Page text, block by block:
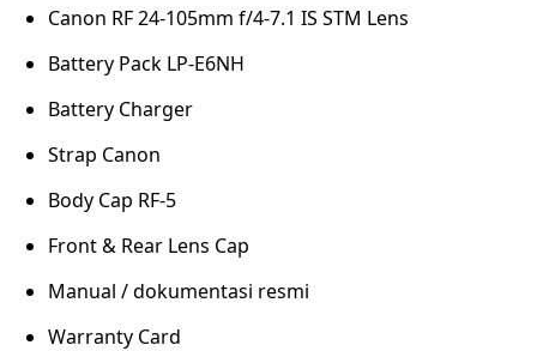
Canon RF 24-105mm f/4-7.1 IS STM Lens
Battery Pack LP-E6NH
Battery Charger
Strap Canon
Body Cap RF-5
Front & Rear Lens Cap
Manual / dokumentasi resmi
Warranty Card